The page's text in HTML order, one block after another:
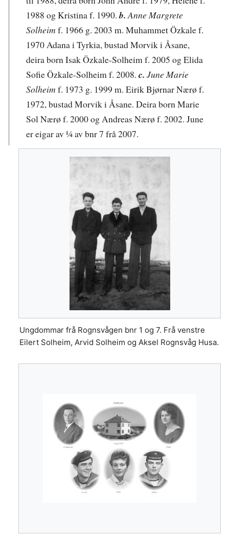
1988 og Kristina f. 1990.b. Anne Margrete
Solheim f. 1966 g. 2003 m. Muhammet Özkale f.
1970 Adana i Tyrkia, bustad Morvik i Åsane,
deira born Isak Özkale-Solheim f. 2005 og Elida
Sofie Özkale-Solheim f. 2008. c. June Marie
Solheim f. 1973 g. 1999 m. Eirik Bjørnar Nærø f.
1972, bustad Morvik i Åsane. Deira born Marie
Sol Nærø f. 2000 og Andreas Nærø f. 2002. June
er eigar av ¼ av bnr 7 frå 2007.
Ungdommar frå Rognsvågen bnr 1 og 7. Frå venstre
Eilert Solheim, Arvid Solheim og Aksel Rognsvåg Husa.